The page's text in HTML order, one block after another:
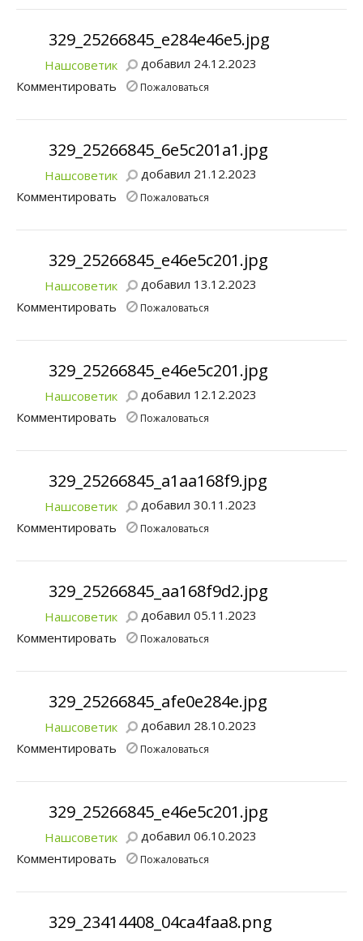
329_25266845_e284e46e5.jpg
Нашсоветик
добавил 24.12.2023
Комментировать
Пожаловаться
329_25266845_6e5c201a1.jpg
Нашсоветик
добавил 21.12.2023
Комментировать
Пожаловаться
329_25266845_e46e5c201.jpg
Нашсоветик
добавил 13.12.2023
Комментировать
Пожаловаться
329_25266845_e46e5c201.jpg
Нашсоветик
добавил 12.12.2023
Комментировать
Пожаловаться
329_25266845_a1aa168f9.jpg
Нашсоветик
добавил 30.11.2023
Комментировать
Пожаловаться
329_25266845_aa168f9d2.jpg
Нашсоветик
добавил 05.11.2023
Комментировать
Пожаловаться
329_25266845_afe0e284e.jpg
Нашсоветик
добавил 28.10.2023
Комментировать
Пожаловаться
329_25266845_e46e5c201.jpg
Нашсоветик
добавил 06.10.2023
Комментировать
Пожаловаться
329_23414408_04ca4faa8.png